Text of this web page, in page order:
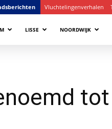
Vluchtelingenverhalen
LISSE NOORDWIJK